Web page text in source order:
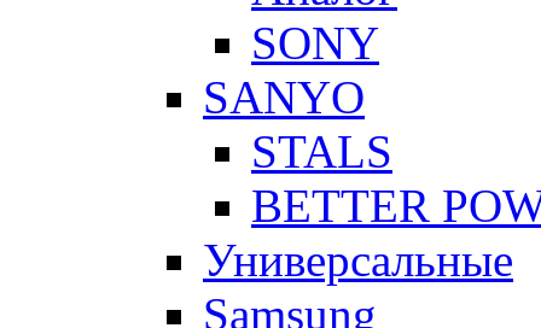
SONY
SANYO
STALS
BETTER
Универсальные
Samsung